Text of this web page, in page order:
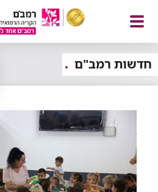
פתח
תפריט
חדשות רמב"ם